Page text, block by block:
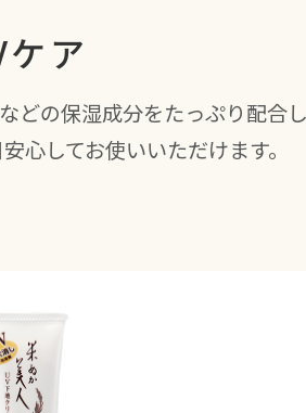
ケア
の保湿成分をたっぷり配合
心してお使いいただけます。